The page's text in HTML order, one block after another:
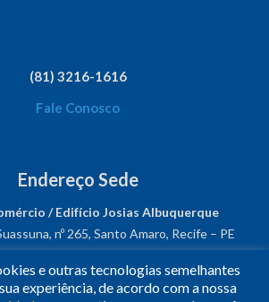
(81) 3216-1616
Fale Conosco
Endereço Sede
/ Edifício Josias Albuquerque
nº 265, Santo Amaro, Recife – PE
CEP: 50050-540
CNPJ: 03.482.931/0001-61
e outras tecnologias semelhantes
experiência, de acordo com a nossa